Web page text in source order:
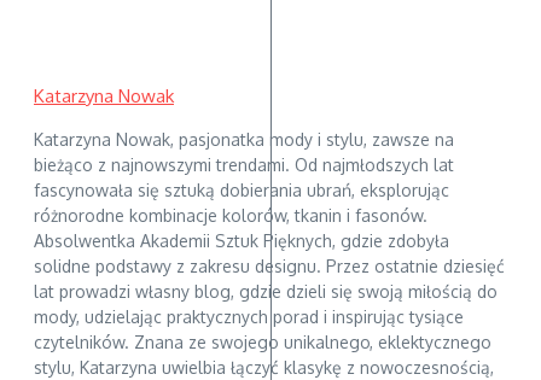
Katarzyna Nowak
Katarzyna Nowak, pasjonatka mody i stylu, zawsze na
bieżąco z najnowszymi trendami. Od najmłodszych lat
fascynowała się sztuką dobierania ubrań, eksplorując
różnorodne kombinacje kolorów, tkanin i fasonów.
Absolwentka Akademii Sztuk Pięknych, gdzie zdobyła
solidne podstawy z zakresu designu. Przez ostatnie dziesięć
lat prowadzi własny blog, gdzie dzieli się swoją miłością do
mody, udzielając praktycznych porad i inspirując tysiące
czytelników. Znana ze swojego unikalnego, eklektycznego
stylu, Katarzyna uwielbia łączyć klasykę z nowoczesnością,